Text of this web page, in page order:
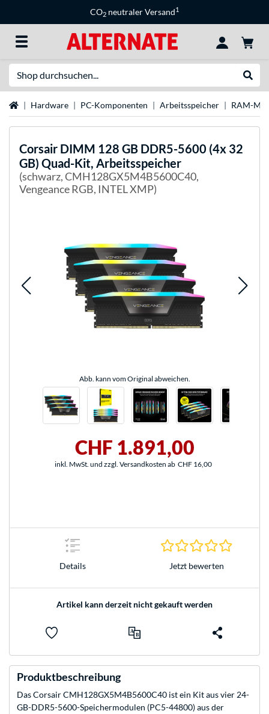
CO2 neutraler Versand1
StartseiteHardware PC-Komponenten Arbeitsspeicher RAM-
Corsair DIMM 128 GB DDR5-5600 (4x 32
GB) Quad-Kit, Arbeitsspeicher
(schwarz, CMH128GX5M4B5600C40,
Vengeance RGB, INTEL XMP)
Abb. kann vom Original abweichen.
CHF 1.891,00
inkl. MwSt. und zzgl. Versandkosten ab CHF 16,00
Details Jetzt bewerten
Artikel kann derzeit nicht gekauft werden
Produktbeschreibung
Das Corsair CMH128GX5M4B5600C40 ist ein Kit aus vier 24-
GB-DDR5-5600-Speichermodulen (PC5-44800) aus der